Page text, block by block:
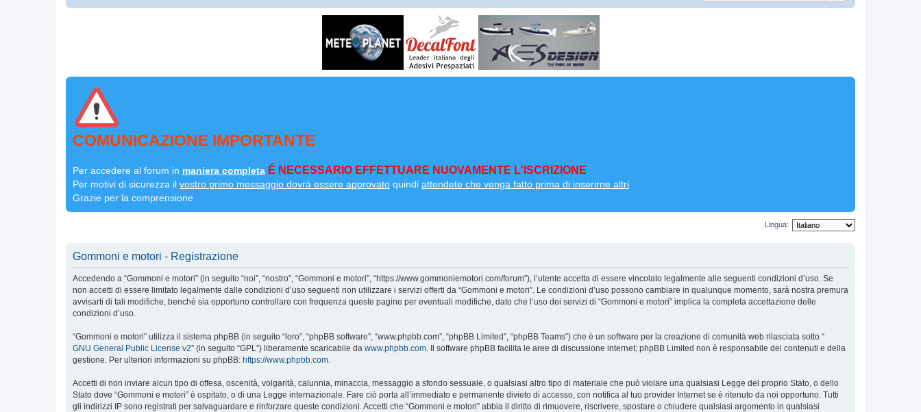
COMUNICAZIONE IMPORTANTE
Per accedere al forum in maniera completa É NECESSARIO EFFETTUARE NUOVAMENTE L'ISCRIZIONE
Per motivi di sicurezza il vostro primo messaggio dovrà essere approvato quindi attendete che venga fatto prima di inserirne altri
Grazie per la comprensione
Lingua:
Gommoni e motori - Registrazione
Accedendo a “Gommoni e motori” (in seguito “noi”, “nostro”, “Gommoni e motori”, “https://www.gommoniemotori.com/forum”), l’utente accetta di essere vincolato legalmente alle seguenti condizioni d’uso. Se
non accetti di essere limitato legalmente dalle condizioni d’uso seguenti non utilizzare i servizi offerti da “Gommoni e motori”. Le condizioni d’uso possono cambiare in qualunque momento, sarà nostra premura
avvisarti di tali modifiche, benché sia opportuno controllare con frequenza queste pagine per eventuali modifiche, dato che l’uso dei servizi di “Gommoni e motori” implica la completa accettazione delle
condizioni d’uso.
“Gommoni e motori” utilizza il sistema phpBB (in seguito “loro”, “phpBB software”, “www.phpbb.com”, “phpBB Limited”, “phpBB Teams”) che è un software per la creazione di comunità web rilasciata sotto “
GNU General Public License v2” (in seguito “GPL”) liberamente scaricabile da www.phpbb.com . Il software phpBB facilita le aree di discussione internet; phpBB Limited non è responsabile dei contenuti e della
gestione. Per ulteriori informazioni su phpBB: https://www.phpbb.com
Accetti di non inviare alcun tipo di offesa, oscenità, volgarità, calunnia, minaccia, messaggio a sfondo sessuale, o qualsiasi altro tipo di materiale che può violare una qualsiasi Legge del proprio Stato, o dello
Stato dove “Gommoni e motori” è ospitato, o di una Legge internazionale. Fare ciò porta all’immediato e permanente divieto di accesso, con notifica al tuo provider Internet se è ritenuto da noi opportuno. Tutti
gli indirizzi IP sono registrati per salvaguardare e rinforzare queste condizioni. Accetti che “Gommoni e motori” abbia il diritto di rimuovere, riscrivere, spostare o chiudere qualsiasi argomento in qualsiasi